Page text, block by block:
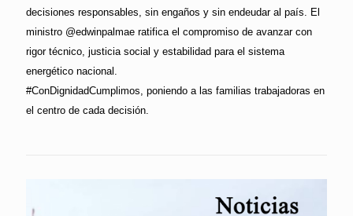
decisiones responsables, sin engaños y sin endeudar al país. El
ministro @edwinpalmae ratifica el compromiso de avanzar con
rigor técnico, justicia social y estabilidad para el sistema
energético nacional.
#ConDignidadCumplimos, poniendo a las familias trabajadoras en
el centro de cada decisión.